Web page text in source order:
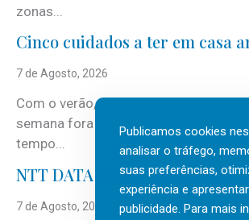
zonas...
Cinco cuidados a ter em casa
7 de Agosto, 2026
Com o verão, chegam também as
semana fora e os dias em que a casa
tempo...
NTT DATA Insurtech Global
7 de Agosto, 2026
Publicamos cookies
analisar o tráfego,
suas preferências,
experiência e apresentar
publicidade. Para mais